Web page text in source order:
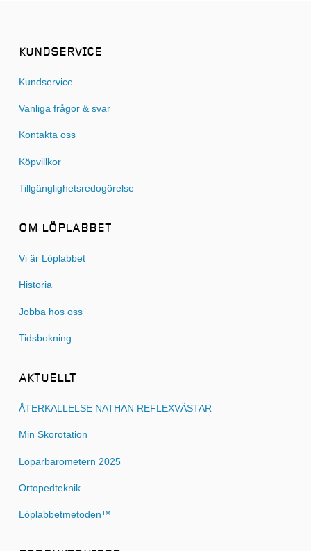
KUNDSERVICE
Kundservice
Vanliga frågor & svar
Kontakta oss
Köpvillkor
Tillgänglighetsredogörelse
OM LÖPLABBET
Vi är Löplabbet
Historia
Jobba hos oss
Tidsbokning
AKTUELLT
ÅTERKALLELSE NATHAN REFLEXVÄSTAR
Min Skorotation
Löparbarometern 2025
Ortopedteknik
Löplabbetmetoden™